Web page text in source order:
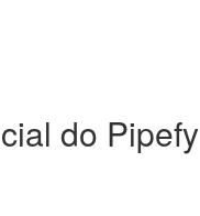
do Pipefy